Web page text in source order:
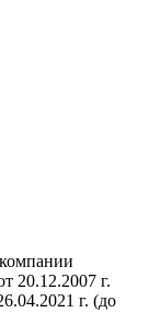
г.
г. (до